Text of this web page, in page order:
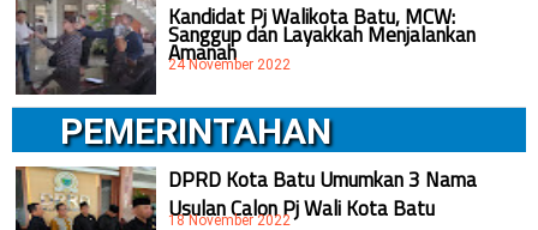
Kandidat Pj Walikota Batu, MCW:
Sanggup dan Layakkah Menjalankan
Amanah
24 November 2022
PEMERINTAHAN
DPRD Kota Batu Umumkan 3 Nama
Usulan Calon Pj Wali Kota Batu
18 November 2022